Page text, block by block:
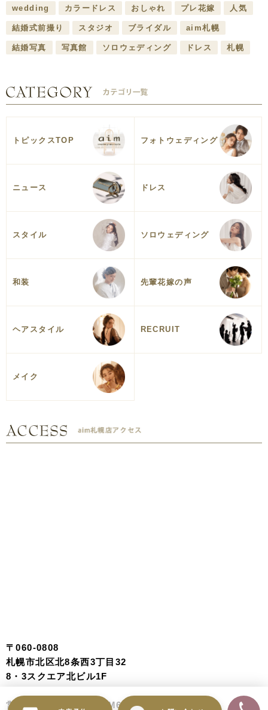
wedding カラードレス おしゃれ プレ花嫁 人気
結婚式前撮り スタジオ ブライダル aim札幌
結婚写真 写真館 ソロウェディング ドレス 札幌
トピックスTOP フォトウェディング
ニュース ドレス
スタイル ソロウェディング
和装 先輩花嫁の声
ヘアスタイル RECRUIT
メイク
〒060-0808
札幌市北区北8条西3丁目32
8・3スクエア北ビル1F
営業時間 AM10:00～PM6:30